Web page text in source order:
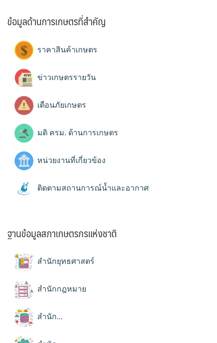
ข้อมูลด้านการเกษตรที่สำคัญ
ราคาสินค้าเกษตร
ข่าวเกษตรรายวัน
เตือนภัยเกษตร
มติ ครม. ด้านการเกษตร
หน่วยงานที่เกี่ยวข้อง
ติดตามสถานการณ์น้ำและอากาศ
ฐานข้อมูลสภาเกษตรกรแห่งชาติ
สำนักยุทธศาสตร์
สำนักกฎหมาย
สำนัก...